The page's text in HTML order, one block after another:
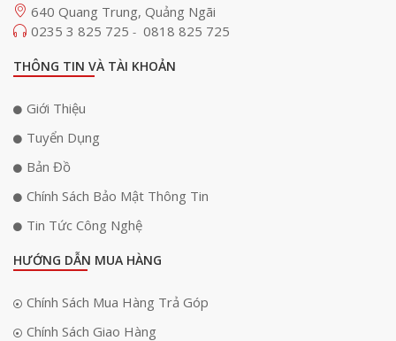
640 Quang Trung, Quảng Ngãi
0235 3 825 725 - 0818 825 725
THÔNG TIN VÀ TÀI KHOẢN
Giới Thiệu
Tuyển Dụng
Bản Đồ
Chính Sách Bảo Mật Thông Tin
Tin Tức Công Nghệ
HƯỚNG DẪN MUA HÀNG
Chính Sách Mua Hàng Trả Góp
Chính Sách Giao Hàng